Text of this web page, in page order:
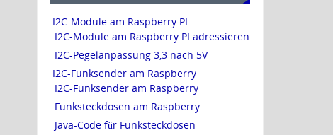
I2C-Module am Raspberry PI
I2C-Module am Raspberry PI adressieren
I2C-Pegelanpassung 3,3 nach 5V
I2C-Funksender am Raspberry
I2C-Funksender am Raspberry
Funksteckdosen am Raspberry
Java-Code für Funksteckdosen